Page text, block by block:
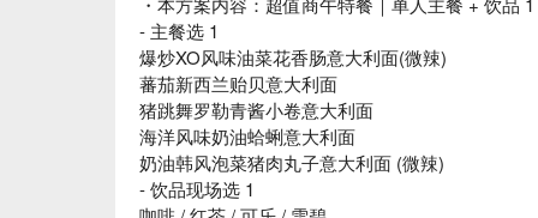
- 主餐选 1
爆炒XO风味油菜花香肠意大利面(微辣)
蕃茄新西兰贻贝意大利面
猪跳舞罗勒青酱小卷意大利面
海洋风味奶油蛤蜊意大利面
奶油韩风泡菜猪肉丸子意大利面 (微辣)
- 饮品现场选 1